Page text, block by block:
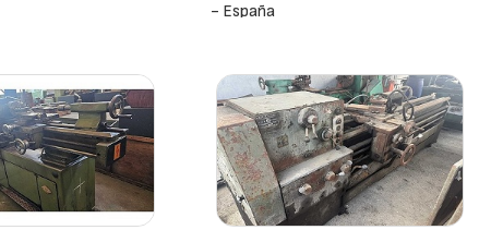
- España